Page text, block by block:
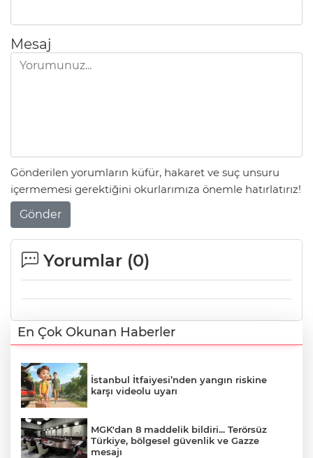
Mesaj
Gönderilen yorumların küfür, hakaret ve suç unsuru
içermemesi gerektiğini okurlarımıza önemle hatırlatırız!
Gönder
Yorumlar (0)
En Çok Okunan Haberler
İstanbul İtfaiyesi’nden yangın riskine
karşı videolu uyarı
MGK'dan 8 maddelik bildiri... Terörsüz
Türkiye, bölgesel güvenlik ve Gazze
mesajı